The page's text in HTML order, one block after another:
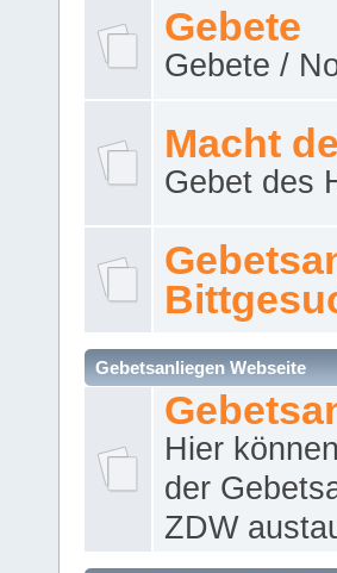
Gebete
Gebete /
Macht
Gebet des
Gebetsanliegen Webseite
Hier
der
ZDW